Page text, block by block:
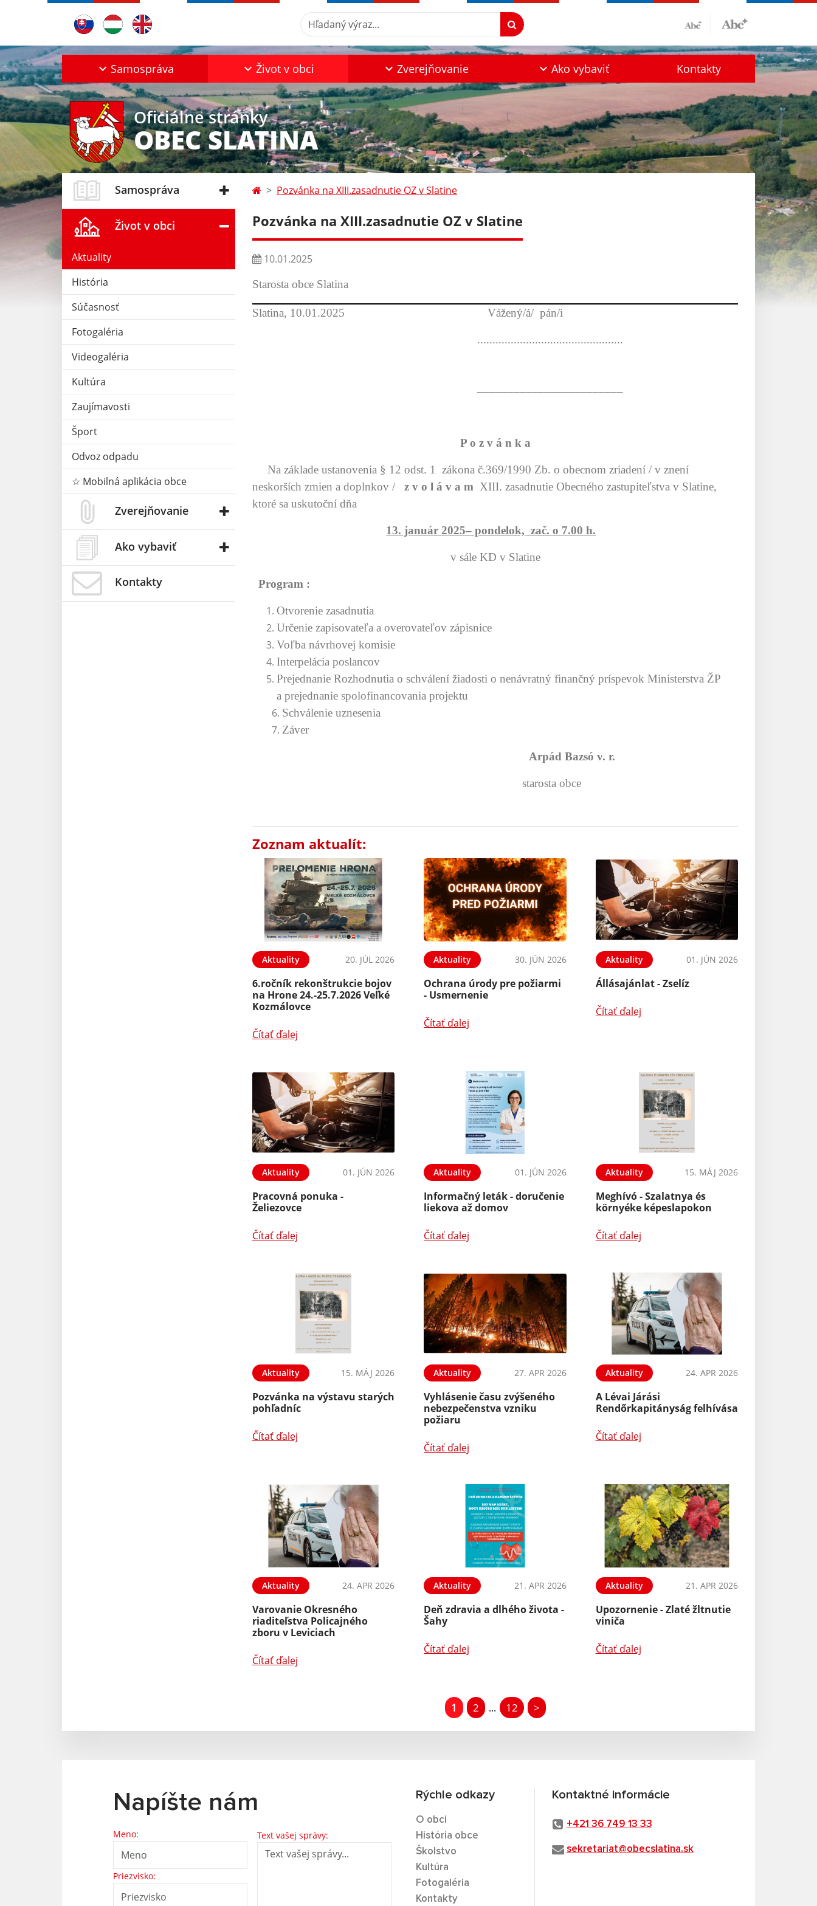
Hľadaný výraz...
Samospráva Život v obci Zverejňovanie Ako vybaviť Kontakty
Oficiálne stránky
OBEC SLATINA
Samospráva
Život v obci
Aktuality
História
Súčasnosť
Fotogaléria
Videogaléria
Kultúra
Zaujímavosti
Šport
Odvoz odpadu
☆ Mobilná aplikácia obce
Zverejňovanie
Ako vybaviť
Kontakty
Pozvánka na XIII.zasadnutie OZ v Slatine
Pozvánka na XIII.zasadnutie OZ v Slatine
10.01.2025
Starosta obce Slatina
Slatina, 10.01.2025 Vážený/á/ pán/i
................................................
––––––––––––––––––––––––
P o z v á n k a
Na základe ustanovenia § 12 odst. 1 zákona č.369/1990 Zb. o obecnom zriadení / v znení
neskorších zmien a doplnkov / z v o l á v a m XIII. zasadnutie Obecného zastupiteľstva v Slatine,
ktoré sa uskutoční dňa
13. január 2025– pondelok, zač. o 7.00 h.
v sále KD v Slatine
Program :
Otvorenie zasadnutia
Určenie zapisovateľa a overovateľov zápisnice
Voľba návrhovej komisie
Interpelácia poslancov
Prejednanie Rozhodnutia o schválení žiadosti o nenávratný finančný príspevok Ministerstva ŽP
a prejednanie spolofinancovania projektu
Schválenie uznesenia
Záver
Arpád Bazsó v. r.
starosta obce
Zoznam aktualít:
Aktuality 20. JÚL 2026
6.ročník rekonštrukcie bojov
na Hrone 24.-25.7.2026 Veľké
Kozmálovce
Čítať ďalej
Aktuality 30. JÚN 2026
Ochrana úrody pre požiarmi
- Usmernenie
Čítať ďalej
Aktuality 01. JÚN 2026
Állásajánlat - Zselíz
Čítať ďalej
Aktuality 01. JÚN 2026
Pracovná ponuka -
Želiezovce
Čítať ďalej
Aktuality 01. JÚN 2026
Informačný leták - doručenie
liekova až domov
Čítať ďalej
Aktuality 15. MÁJ 2026
Meghívó - Szalatnya és
környéke képeslapokon
Čítať ďalej
Aktuality 15. MÁJ 2026
Pozvánka na výstavu starých
pohľadníc
Čítať ďalej
Aktuality 27. APR 2026
Vyhlásenie času zvýšeného
nebezpečenstva vzniku
požiaru
Čítať ďalej
Aktuality 24. APR 2026
A Lévai Járási
Rendőrkapitányság felhívása
Čítať ďalej
Aktuality 24. APR 2026
Varovanie Okresného
riaditeľstva Policajného
zboru v Leviciach
Čítať ďalej
Aktuality 21. APR 2026
Deň zdravia a dlhého života -
Šahy
Čítať ďalej
Aktuality 21. APR 2026
Upozornenie - Zlaté žltnutie
viniča
Čítať ďalej
1 2 ... 12 >
Napíšte nám
Meno:
Priezvisko:
Text vašej správy:
Rýchle odkazy
O obci
História obce
Školstvo
Kultúra
Fotogaléria
Kontakty
Kontaktné informácie
+421 36 749 13 33
sekretariat@obecslatina.sk